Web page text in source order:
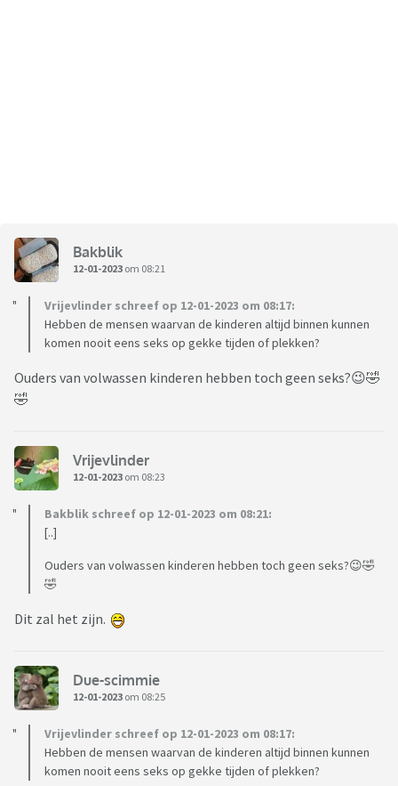
Bakblik
12-01-2023 om 08:21
Vrijevlinder schreef op 12-01-2023 om 08:17:
Hebben de mensen waarvan de kinderen altijd binnen kunnen
komen nooit eens seks op gekke tijden of plekken?
Ouders van volwassen kinderen hebben toch geen seks?😉🤣
🤣
Vrijevlinder
12-01-2023 om 08:23
Bakblik schreef op 12-01-2023 om 08:21:
[..]
Ouders van volwassen kinderen hebben toch geen seks?😉🤣
🤣
Dit zal het zijn.
Due-scimmie
12-01-2023 om 08:25
Vrijevlinder schreef op 12-01-2023 om 08:17:
Hebben de mensen waarvan de kinderen altijd binnen kunnen
komen nooit eens seks op gekke tijden of plekken?